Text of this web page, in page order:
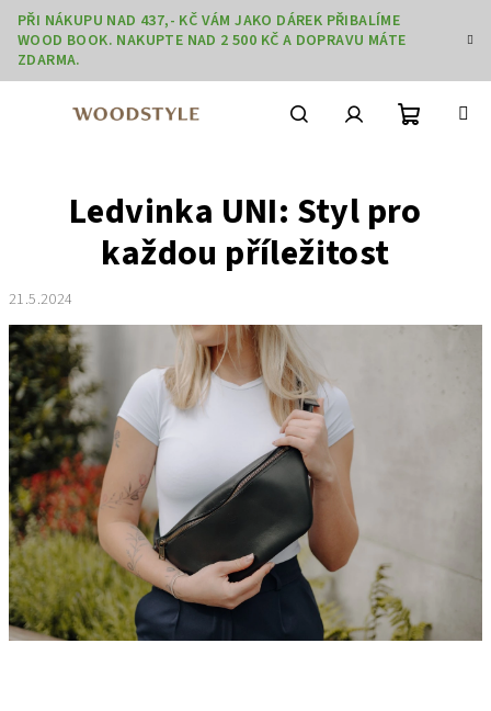
Přejít
obsah
PŘI NÁKUPU NAD 437,- KČ VÁM JAKO DÁREK PŘIBALÍME
WOOD BOOK. NAKUPTE NAD 2 500 KČ A DOPRAVU MÁTE
ZDARMA.
košík
Ledvinka UNI: Styl pro
každou příležitost
21.5.2024